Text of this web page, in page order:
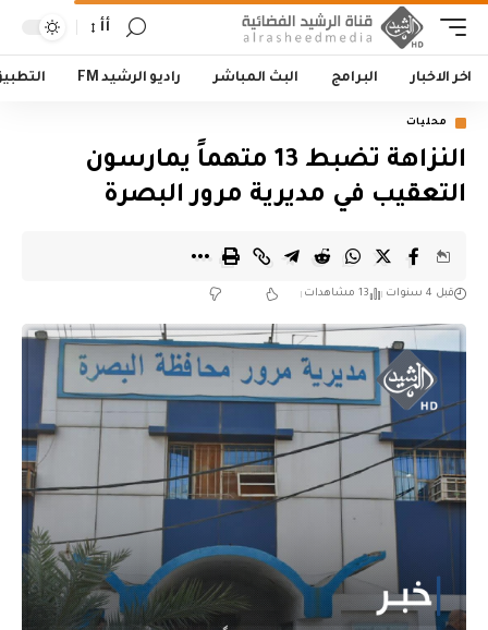
أأ
اخر الاخبار البرامج البث المباشر راديو الرشيد FM
محليات
النزاهة تضبط 13 متهماً يمارسون
التعقيب في مديرية مرور البصرة
قبل 4 سنوات 13 مشاهدات